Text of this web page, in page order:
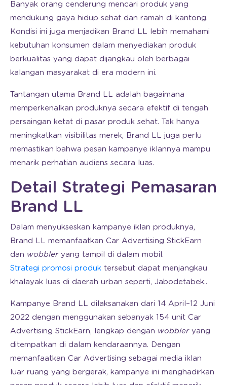
Banyak orang cenderung mencari produk yang
mendukung gaya hidup sehat dan ramah di kantong.
Kondisi ini juga menjadikan Brand LL lebih memahami
kebutuhan konsumen dalam menyediakan produk
berkualitas yang dapat dijangkau oleh berbagai
kalangan masyarakat di era modern ini.
Tantangan utama Brand LL adalah bagaimana
memperkenalkan produknya secara efektif di tengah
persaingan ketat di pasar produk sehat. Tak hanya
meningkatkan visibilitas merek, Brand LL juga perlu
memastikan bahwa pesan kampanye iklannya mampu
menarik perhatian audiens secara luas.
Detail Strategi Pemasaran
Brand LL
Dalam menyukseskan kampanye iklan produknya,
Brand LL memanfaatkan Car Advertising StickEarn
dan wobbleryang tampil di dalam mobil.
Strategi promosi produk tersebut dapat menjangkau
khalayak luas di daerah urban seperti, Jabodetabek..
Kampanye Brand LL dilaksanakan dari 14 April–12 Juni
2022 dengan menggunakan sebanyak 154 unit Car
Advertising StickEarn, lengkap dengan wobbleryang
ditempatkan di dalam kendaraannya. Dengan
memanfaatkan Car Advertising sebagai media iklan
luar ruang yang bergerak, kampanye ini menghadirkan